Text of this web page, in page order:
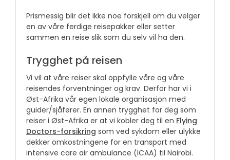
Prismessig blir det ikke noe forskjell om du velger
en av våre ferdige reisepakker eller setter
sammen en reise slik som du selv vil ha den.
Trygghet på reisen
Vi vil at våre reiser skal oppfylle våre og våre
reisendes forventninger og krav. Derfor har vi i
Øst-Afrika vår egen lokale organisasjon med
guider/sjåfører. En annen trygghet for deg som
reiser i Øst-Afrika er at vi kobler deg til en Flying
Doctors-forsikring som ved sykdom eller ulykke
dekker omkostningene for en transport med
intensive care air ambulance (ICAA) til Nairobi.